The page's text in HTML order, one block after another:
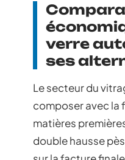
verre
ses
Le secteur du
composer avec la
matières
double hausse